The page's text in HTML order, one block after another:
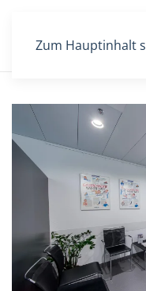
Zum Hauptinhalt